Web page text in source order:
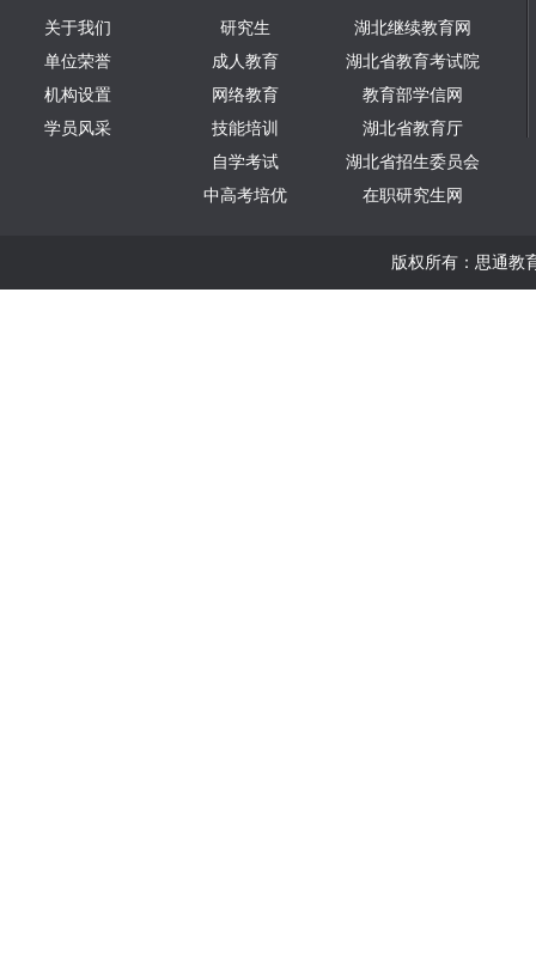
关于我们
单位荣誉
机构设置
学员风采
研究生
成人教育
网络教育
技能培训
自学考试
中高考培优
湖北继续教育网
湖北省教育考试院
教育部学信网
湖北省教育厅
湖北省招生委员会
在职研究生网
版权所有：思通